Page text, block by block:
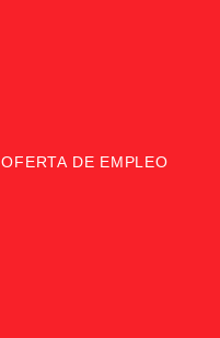
OFERTA DE EMPLEO